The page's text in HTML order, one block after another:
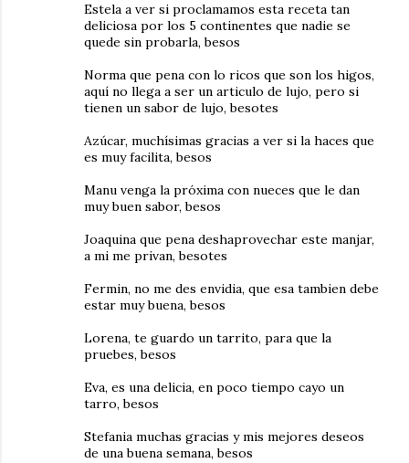
Estela a ver si proclamamos esta receta tan
deliciosa por los 5 continentes que nadie se
quede sin probarla, besos
Norma que pena con lo ricos que son los higos,
aquí no llega a ser un articulo de lujo, pero si
tienen un sabor de lujo, besotes
Azúcar, muchísimas gracias a ver si la haces que
es muy facilita, besos
Manu venga la próxima con nueces que le dan
muy buen sabor, besos
Joaquina que pena deshaprovechar este manjar,
a mi me privan, besotes
Fermin, no me des envidia, que esa tambien debe
estar muy buena, besos
Lorena, te guardo un tarrito, para que la
pruebes, besos
Eva, es una delicia, en poco tiempo cayo un
tarro, besos
Stefania muchas gracias y mis mejores deseos
de una buena semana, besos